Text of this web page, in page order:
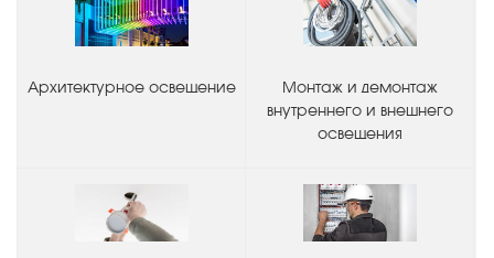
Архитектурное освещение
Монтаж и демонтаж
внутреннего и внешнего
освещения